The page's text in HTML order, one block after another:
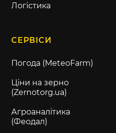
Логістика
СЕРВІСИ
Погода (MeteoFarm)
Ціни на зерно
(Zernotorg.ua)
Агроаналітика
(Феодал)